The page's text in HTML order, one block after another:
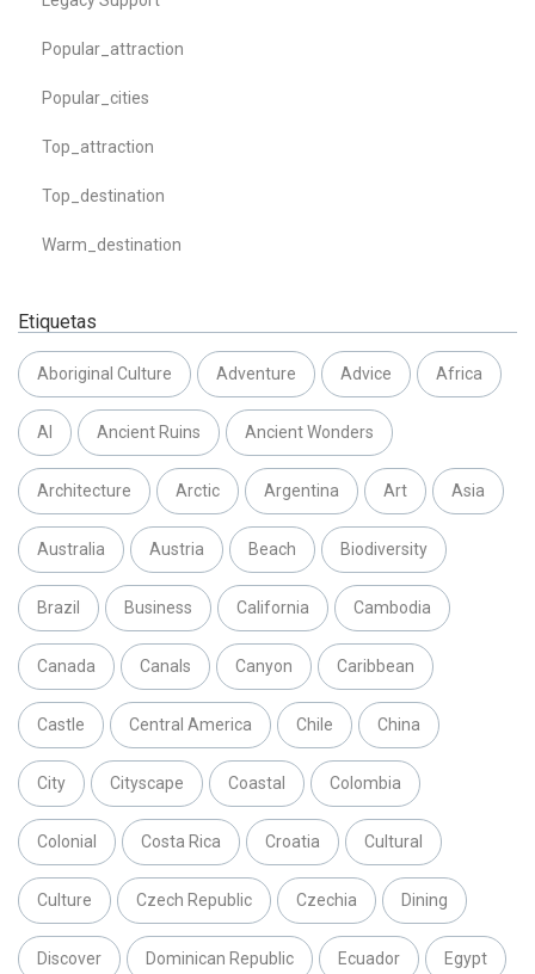
Popular_attraction
Popular_cities
Top_attraction
Top_destination
Warm_destination
Etiquetas
Aboriginal Culture Adventure Advice Africa
AI Ancient Ruins Ancient Wonders
Architecture Arctic Argentina Art Asia
Australia Austria Beach Biodiversity
Brazil Business California Cambodia
Canada Canals Canyon Caribbean
Castle Central America Chile China
City Cityscape Coastal Colombia
Colonial Costa Rica Croatia Cultural
Culture Czech Republic Czechia Dining
Discover Dominican Republic Ecuador Egypt